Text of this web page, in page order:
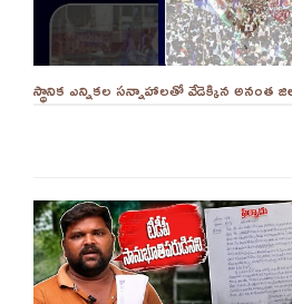
స్థానిక ఎన్నికల సన్నాహాలతో వేడెక్కిన అనంత